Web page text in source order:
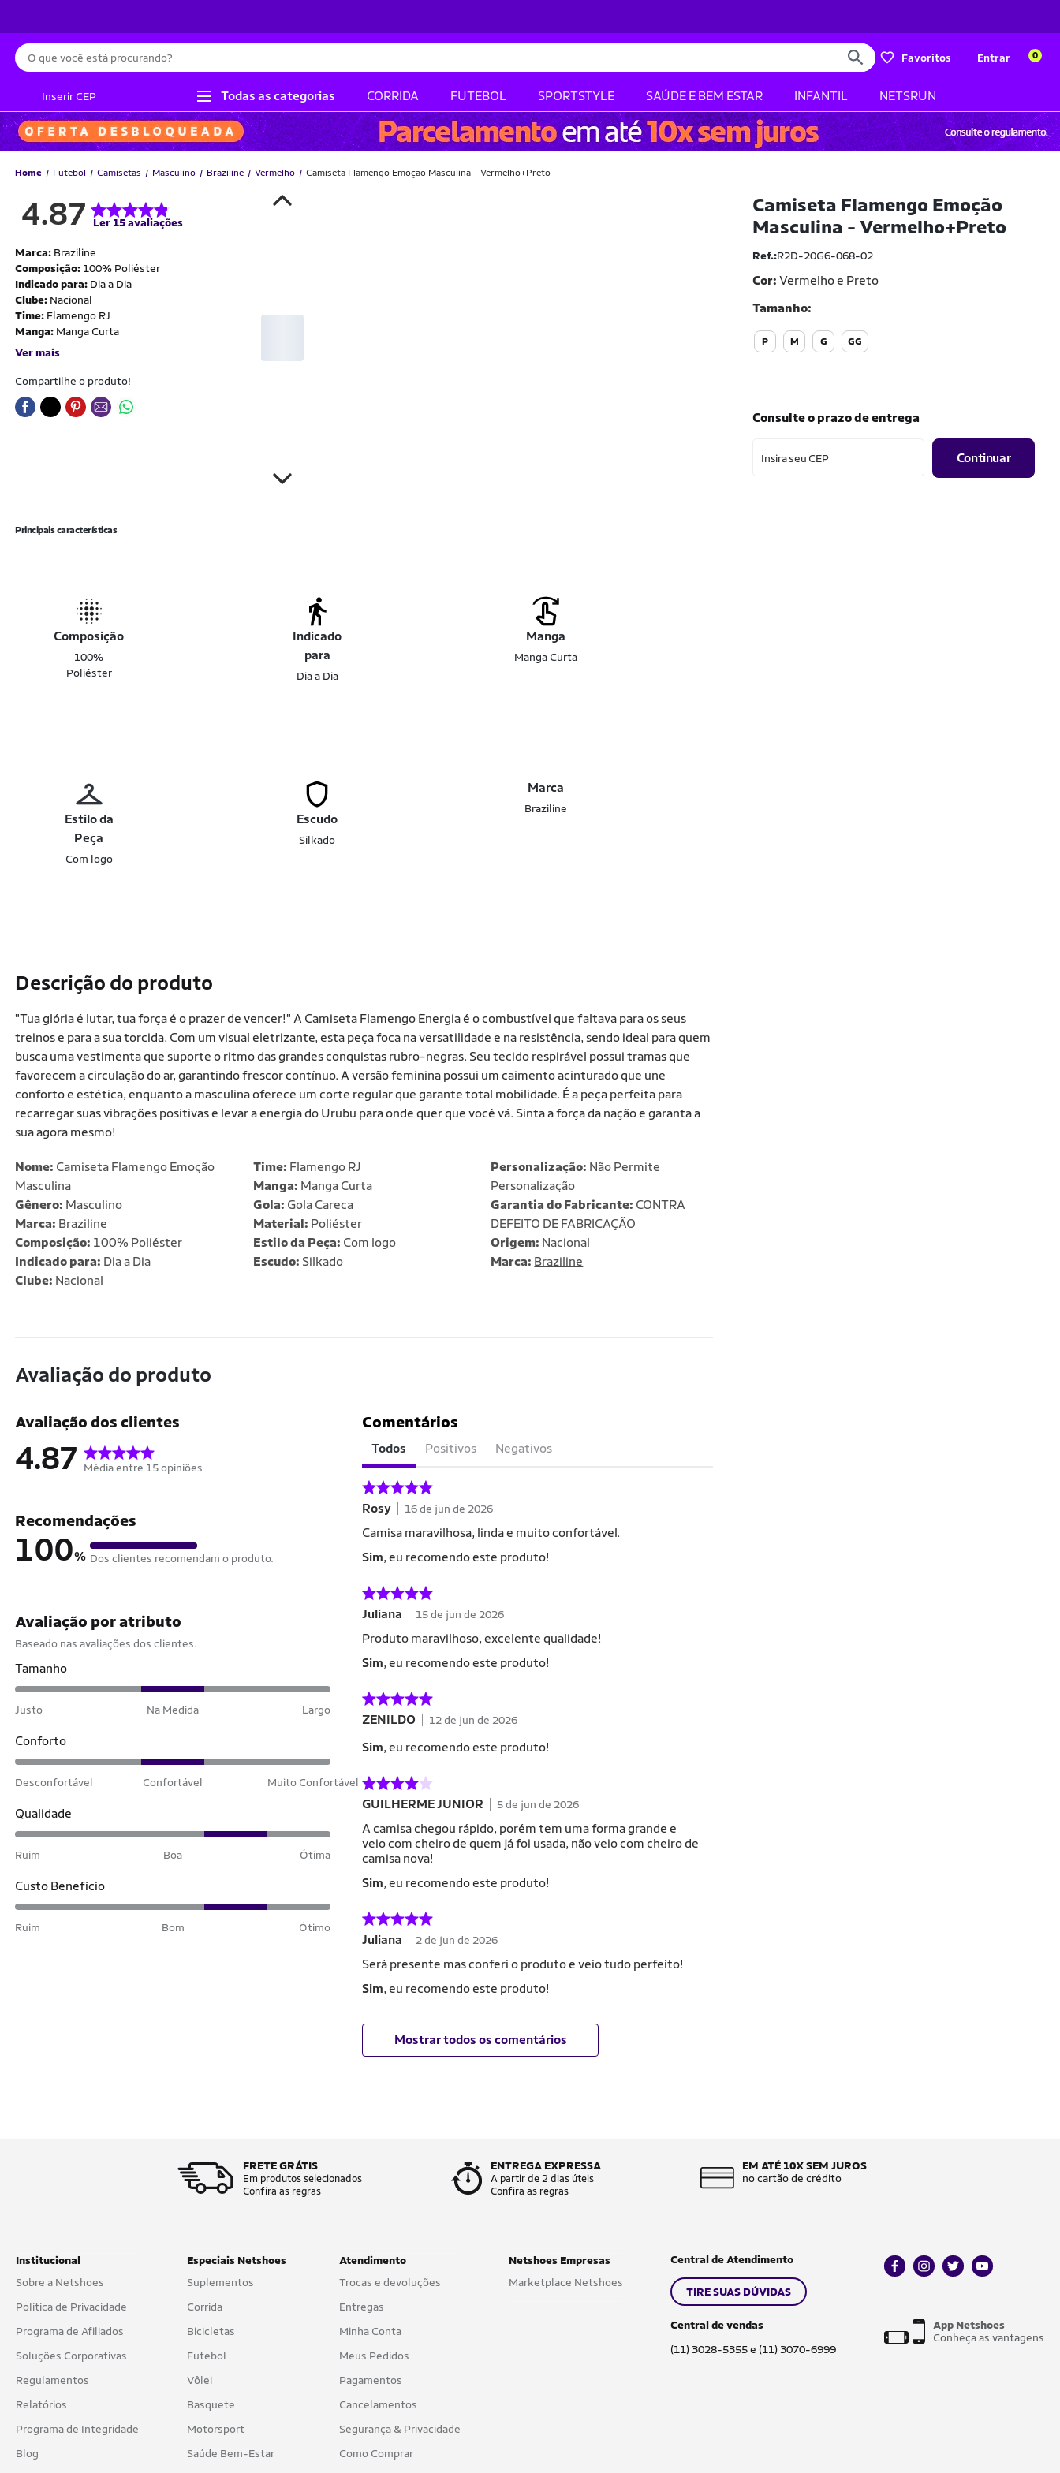
Busca
Favoritos Entrar 0
Inserir CEP Todas as categorias CORRIDA FUTEBOL SPORTSTYLE SAÚDE E BEM ESTAR INFANTIL NETSRUN
Home Futebol Camisetas Masculino Braziline Vermelho Camiseta Flamengo Emoção Masculina - Vermelho+Preto
4.87 Ler 15 avaliações
Marca: Braziline
Composição: 100% Poliéster
Indicado para: Dia a Dia
Clube: Nacional
Time: Flamengo RJ
Manga: Manga Curta
Ver mais
Compartilhe o produto!
Camiseta Flamengo Emoção
Masculina - Vermelho+Preto
Ref.:R2D-20G6-068-02
Cor:Vermelho e Preto
Tamanho
P M G GG
Consulte o prazo de entrega
Insira seu CEP Continuar
Principais características
Composição
100%
Poliéster
Indicado
para
Dia a Dia
Manga
Manga Curta
Estilo da
Peça
Com logo
Escudo
Silkado
Marca
Braziline
Descrição do produto
"Tua glória é lutar, tua força é o prazer de vencer!" A Camiseta Flamengo Energia é o combustível que faltava para os seus
treinos e para a sua torcida. Com um visual eletrizante, esta peça foca na versatilidade e na resistência, sendo ideal para quem
busca uma vestimenta que suporte o ritmo das grandes conquistas rubro-negras. Seu tecido respirável possui tramas que
favorecem a circulação do ar, garantindo frescor contínuo. A versão feminina possui um caimento acinturado que une
conforto e estética, enquanto a masculina oferece um corte regular que garante total mobilidade. É a peça perfeita para
recarregar suas vibrações positivas e levar a energia do Urubu para onde quer que você vá. Sinta a força da nação e garanta a
sua agora mesmo!
Nome: Camiseta Flamengo Emoção
Masculina
Gênero: Masculino
Marca: Braziline
Composição: 100% Poliéster
Indicado para: Dia a Dia
Clube: Nacional
Time: Flamengo RJ
Manga: Manga Curta
Gola: Gola Careca
Material: Poliéster
Estilo da Peça: Com logo
Escudo: Silkado
Personalização: Não Permite
Personalização
Garantia do Fabricante: CONTRA
DEFEITO DE FABRICAÇÃO
Origem: Nacional
Marca: Braziline
Avaliação do produto
Avaliação dos clientes
4.87 Média entre 15 opiniões
Recomendações
100% Dos clientes recomendam o produto.
Avaliação por atributo
Baseado nas avaliações dos clientes.
Tamanho
Justo Na Medida Largo
Conforto
Desconfortável Confortável Muito Confortável
Qualidade
Ruim Boa Ótima
Custo Benefício
Ruim Bom Ótimo
Comentários
Todos Positivos Negativos
Rosy 16 de jun de 2026
Camisa maravilhosa, linda e muito confortável.
Sim, eu recomendo este produto!
Juliana 15 de jun de 2026
Produto maravilhoso, excelente qualidade!
Sim, eu recomendo este produto!
ZENILDO 12 de jun de 2026
Sim, eu recomendo este produto!
GUILHERME JUNIOR 5 de jun de 2026
A camisa chegou rápido, porém tem uma forma grande e
veio com cheiro de quem já foi usada, não veio com cheiro de
camisa nova!
Sim, eu recomendo este produto!
Juliana 2 de jun de 2026
Será presente mas conferi o produto e veio tudo perfeito!
Sim, eu recomendo este produto!
Mostrar todos os comentários
FRETE GRÁTIS
Em produtos selecionados
Confira as regras
ENTREGA EXPRESSA
A partir de 2 dias úteis
Confira as regras
EM ATÉ 10X SEM JUROS
no cartão de crédito
Institucional
Sobre a Netshoes
Política de Privacidade
Programa de Afiliados
Soluções Corporativas
Regulamentos
Relatórios
Programa de Integridade
Blog
Especiais Netshoes
Suplementos
Corrida
Bicicletas
Futebol
Vôlei
Basquete
Motorsport
Saúde Bem-Estar
Atendimento
Trocas e devoluções
Entregas
Minha Conta
Meus Pedidos
Pagamentos
Cancelamentos
Segurança & Privacidade
Como Comprar
Netshoes Empresas
Marketplace Netshoes
Central de Atendimento
TIRE SUAS DÚVIDAS
Central de vendas
(11) 3028-5355 e (11) 3070-6999
facebookinstagram
twitteryoutube
App Netshoes
Conheça as vantagens